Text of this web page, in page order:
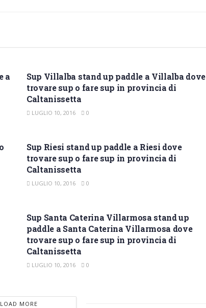
a
Sup Villalba stand up paddle a Villalba dove
trovare sup o fare sup in provincia di
Caltanissetta
LUGLIO 10, 2016 0
Sup Riesi stand up paddle a Riesi dove
trovare sup o fare sup in provincia di
Caltanissetta
LUGLIO 10, 2016 0
Sup Santa Caterina Villarmosa stand up
paddle a Santa Caterina Villarmosa dove
trovare sup o fare sup in provincia di
Caltanissetta
LUGLIO 10, 2016 0
LOAD MORE